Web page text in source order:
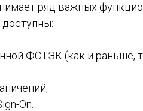
ряд важных
ФСТЭК (как и раньше,
On.